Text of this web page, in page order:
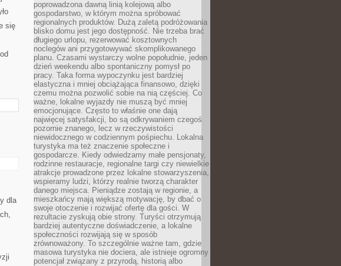
się
dla
poprowadzona dawną linią kolejową albo
gospodarstwo, w którym można spróbować
regionalnych produktów. Dużą zaletą podróżowania
blisko domu jest jego dostępność. Nie trzeba brać
długiego urlopu, rezerwować kosztownych
noclegów ani przygotowywać skomplikowanego
planu. Czasami wystarczy wolne popołudnie, jeden
dzień weekendu albo spontaniczny pomysł po
pracy. Taka forma wypoczynku jest bardziej
elastyczna i mniej obciążająca finansowo, dzięki
czemu można pozwolić sobie na nią częściej. Co
ważne, lokalne wyjazdy nie muszą być mniej
emocjonujące. Często to właśnie one dają
najwięcej satysfakcji, bo są odkrywaniem czegoś
pozornie znanego, lecz w rzeczywistości
niewidocznego w codziennym pośpiechu. Lokalna
turystyka ma też znaczenie społeczne i
gospodarcze. Kiedy odwiedzamy małe pensjonaty,
rodzinne restauracje, regionalne targi czy niewielkie
atrakcje prowadzone przez lokalne stowarzyszenia,
wspieramy ludzi, którzy realnie tworzą charakter
danego miejsca. Pieniądze zostają w regionie, a
mieszkańcy mają większą motywację, by dbać o
swoje otoczenie i rozwijać ofertę dla gości. W
rezultacie zyskują obie strony. Turyści otrzymują
bardziej autentyczne doświadczenie, a lokalne
społeczności rozwijają się w sposób
zrównoważony. To szczególnie ważne tam, gdzie
masowa turystyka nie dociera, ale istnieje ogromny
potencjał związany z przyrodą, historią albo